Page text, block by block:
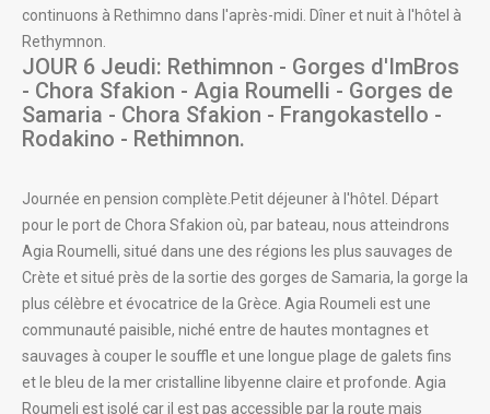
continuons à Rethimno dans l'après-midi. Dîner et nuit à l'hôtel à
Rethymnon.
JOUR 6 Jeudi: Rethimnon - Gorges d'ImBros
- Chora Sfakion - Agia Roumelli - Gorges de
Samaria - Chora Sfakion - Frangokastello -
Rodakino - Rethimnon.
Journée en pension complète.Petit déjeuner à l'hôtel. Départ
pour le port de Chora Sfakion où, par bateau, nous atteindrons
Agia Roumelli, situé dans une des régions les plus sauvages de
Crète et situé près de la sortie des gorges de Samaria, la gorge la
plus célèbre et évocatrice de la Grèce. Agia Roumeli est une
communauté paisible, niché entre de hautes montagnes et
sauvages à couper le souffle et une longue plage de galets fins
et le bleu de la mer cristalline libyenne claire et profonde. Agia
Roumeli est isolé car il est pas accessible par la route mais